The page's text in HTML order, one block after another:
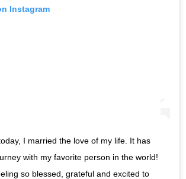
Instagram
I married the love of my life. It has
with my favorite person in the world!
so blessed, grateful and excited to